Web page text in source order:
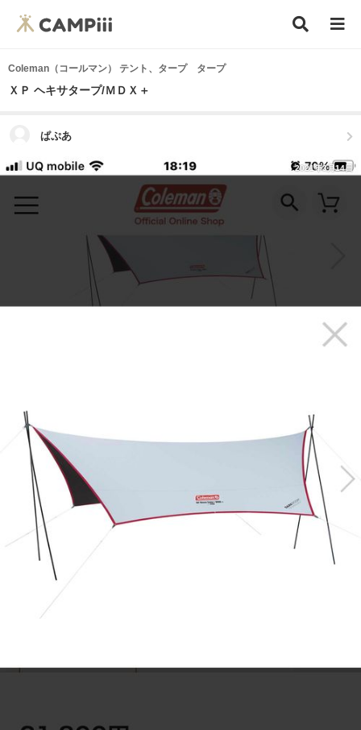
Coleman（コールマン） テント、タープ タープ
ＸＰ ヘキサタープ/ＭＤＸ＋
ぱぷあ
2021年3月14日